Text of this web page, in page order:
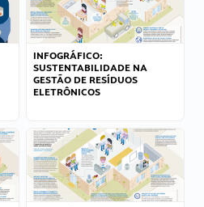
INFOGRÁFICO:
SUSTENTABILIDADE NA
GESTÃO DE RESÍDUOS
ELETRÔNICOS